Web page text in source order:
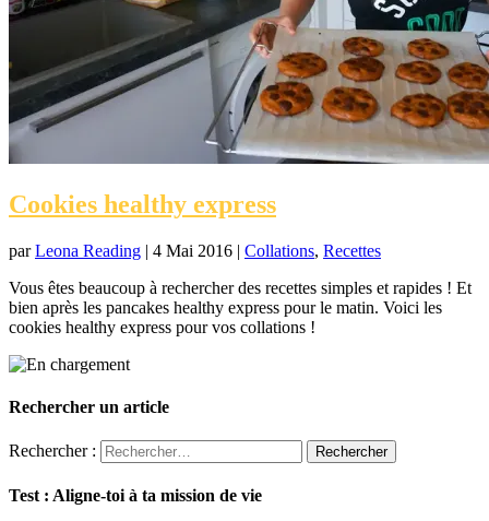
Cookies healthy express
parLeona Reading | 4 Mai 2016 | Collations, Recettes
Vous êtes beaucoup à rechercher des recettes simples et rapides ! Et
bien après les pancakes healthy express pour le matin. Voici les
cookies healthy express pour vos collations !
Rechercher un article
Rechercher :
Test : Aligne-toi à ta mission de vie